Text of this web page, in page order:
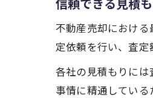
不動産売却におけ
定依頼を行い、査定
各社の見積もりに
事情に精通している